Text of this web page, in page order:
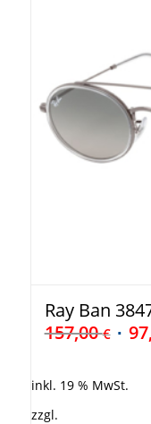
Ray Ban
157,00€
inkl. 19 % MwSt.
zzgl.